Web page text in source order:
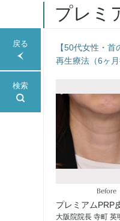
戻る
検索
プレミ
【50代女性・
再生療法（6ヶ月
Before
プレミアムPRP
大阪院院長 寺町 英